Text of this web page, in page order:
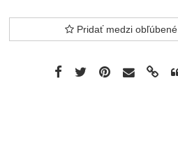
Pridať medzi obľúbené